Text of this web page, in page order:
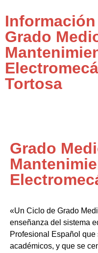
Grado
Tortosa
Grado
«Un Ciclo de Grado
enseñanza del sistema
Profesional Español
académicos, y que se